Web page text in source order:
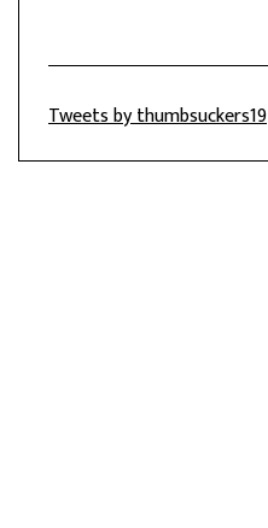
Tweets by thumbsuckers19